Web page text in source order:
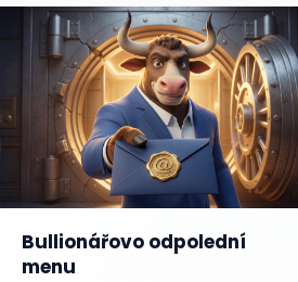
Bullionářovo odpolední
menu